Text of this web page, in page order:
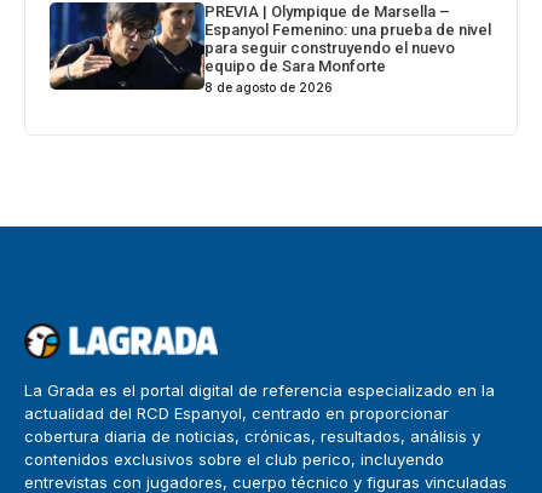
PREVIA | Olympique de Marsella –
Espanyol Femenino: una prueba de nivel
para seguir construyendo el nuevo
equipo de Sara Monforte
8 de agosto de 2026
La Grada es el portal digital de referencia especializado en la
actualidad del RCD Espanyol, centrado en proporcionar
cobertura diaria de noticias, crónicas, resultados, análisis y
contenidos exclusivos sobre el club perico, incluyendo
entrevistas con jugadores, cuerpo técnico y figuras vinculadas